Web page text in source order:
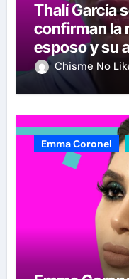
Thalí García
confirman la
esposo y su
reacciona a
Chisme No
Emma Coronel